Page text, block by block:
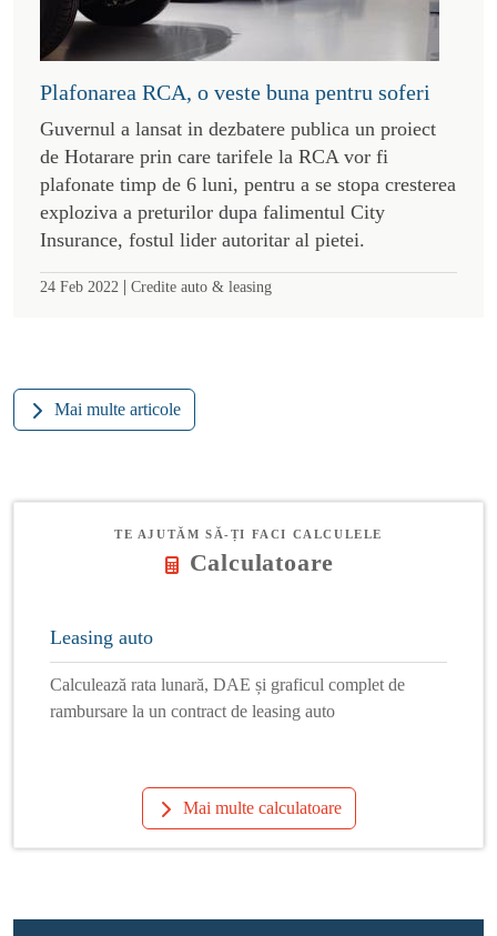
Plafonarea RCA, o veste buna pentru soferi
Guvernul a lansat in dezbatere publica un proiect
de Hotarare prin care tarifele la RCA vor fi
plafonate timp de 6 luni, pentru a se stopa cresterea
exploziva a preturilor dupa falimentul City
Insurance, fostul lider autoritar al pietei.
24 Feb 2022 | Credite auto & leasing
Mai multe articole
TE AJUTĂM SĂ-ȚI FACI CALCULELE
Calculatoare
Leasing auto
Calculează rata lunară, DAE și graficul complet de
rambursare la un contract de leasing auto
Mai multe calculatoare